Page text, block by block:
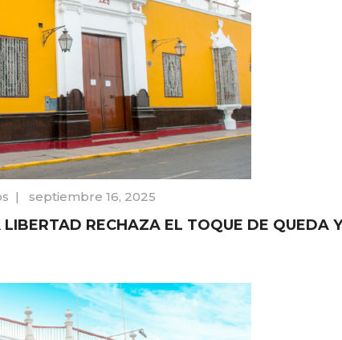
| septiembre 16, 2025
RECHAZA EL TOQUE DE QUEDA